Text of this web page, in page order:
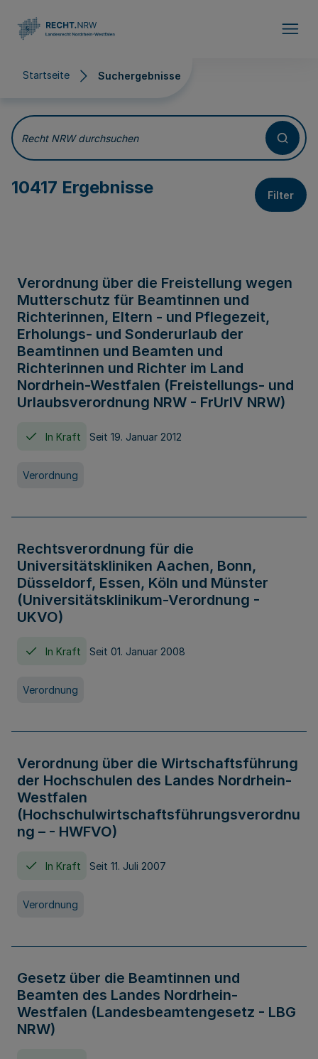
Startseite Suchergebnisse
Suchergebnisse
Recht NRW durchsuchen
10417 Ergebnisse Filter
Verordnung über die Freistellung wegen
Mutterschutz für Beamtinnen und
Richterinnen, Eltern - und Pflegezeit,
Erholungs- und Sonderurlaub der
Beamtinnen und Beamten und
Richterinnen und Richter im Land
Nordrhein-Westfalen (Freistellungs- und
Urlaubsverordnung NRW - FrUrlV NRW)
In Kraft Seit 19. Januar 2012
Verordnung
Rechtsverordnung für die
Universitätskliniken Aachen, Bonn,
Düsseldorf, Essen, Köln und Münster
(Universitätsklinikum-Verordnung -
UKVO)
In Kraft Seit 01. Januar 2008
Verordnung
Verordnung über die Wirtschaftsführung
der Hochschulen des Landes Nordrhein-
Westfalen
(Hochschulwirtschaftsführungsverordnu
ng – - HWFVO)
In Kraft Seit 11. Juli 2007
Verordnung
Gesetz über die Beamtinnen und
Beamten des Landes Nordrhein-
Westfalen (Landesbeamtengesetz - LBG
NRW)